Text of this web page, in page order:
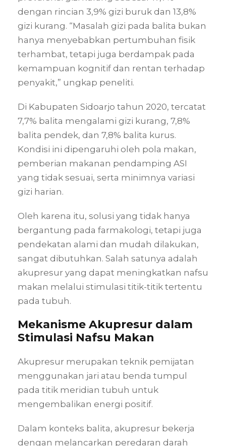
dengan rincian 3,9% gizi buruk dan 13,8%
gizi kurang. “Masalah gizi pada balita bukan
hanya menyebabkan pertumbuhan fisik
terhambat, tetapi juga berdampak pada
kemampuan kognitif dan rentan terhadap
penyakit,” ungkap peneliti.
Di Kabupaten Sidoarjo tahun 2020, tercatat
7,7% balita mengalami gizi kurang, 7,8%
balita pendek, dan 7,8% balita kurus.
Kondisi ini dipengaruhi oleh pola makan,
pemberian makanan pendamping ASI
yang tidak sesuai, serta minimnya variasi
gizi harian.
Oleh karena itu, solusi yang tidak hanya
bergantung pada farmakologi, tetapi juga
pendekatan alami dan mudah dilakukan,
sangat dibutuhkan. Salah satunya adalah
akupresur yang dapat meningkatkan nafsu
makan melalui stimulasi titik-titik tertentu
pada tubuh.
Mekanisme Akupresur dalam
Stimulasi Nafsu Makan
Akupresur merupakan teknik pemijatan
menggunakan jari atau benda tumpul
pada titik meridian tubuh untuk
mengembalikan energi positif.
Dalam konteks balita, akupresur bekerja
dengan melancarkan peredaran darah